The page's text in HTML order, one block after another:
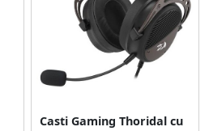
Casti Gaming Thoridal cu